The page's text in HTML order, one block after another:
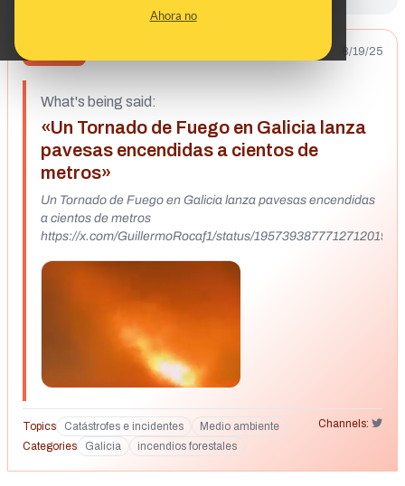
Ahora no
8/19/25
What's being said:
«Un Tornado de Fuego en Galicia lanza
pavesas encendidas a cientos de
metros»
Un Tornado de Fuego en Galicia lanza pavesas encendidas
a cientos de metros
https://x.com/GuillermoRocaf1/status/1957393877712712019
Topics Catástrofes e incidentes Medio ambiente
Channels:
Categories
Galicia incendios forestales